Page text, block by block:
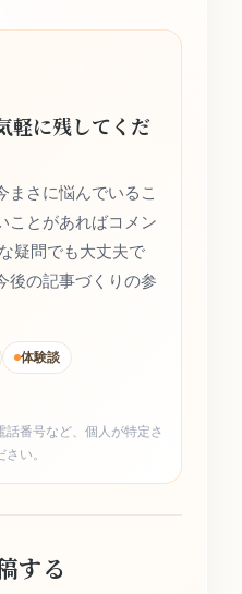
軽に残してくだ
まさに悩んでいるこ
ことがあればコメン
疑問でも大丈夫で
後の記事づくりの参
体験談
番号など、個人が特定さ
い。
する